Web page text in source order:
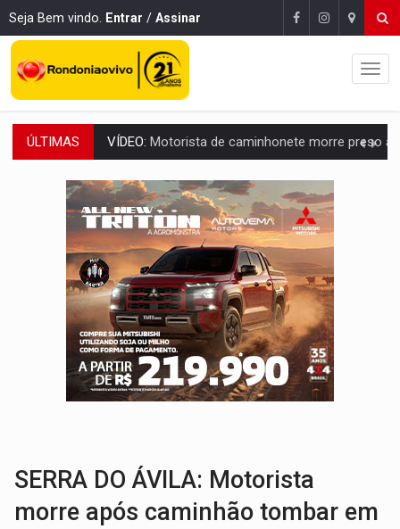
Seja Bem vindo. Entrar / Assinar
ÚLTIMAS LAZER:Seis lugares gratuitos para aproveitar o fim de semana
VÍDEO:FTICCO e Força Tática prendem membro do CV com arma e drogas
INCLUSÃO:Prefeitura fortalece parceria com a APAE para ampliar ações
DEFESA:Exército testa inovações no combate a drones durante
TEMAS SOCIOAMBIENTAIS:Em Itapuã do Oeste, CINEMAZÔNIA leva cinema
PREVISÃO:Interior de Rondônia terá sábado (8) de calor intenso
INFRAESTRUTURA:Após quase 30 anos de espera, asfalto chega ao
A ILHA:Coreografia de Rondônia estreia na programação do Festival de
VÍDEO:
SERRA DO ÁVILA: Motorista
morre após caminhão tombar em